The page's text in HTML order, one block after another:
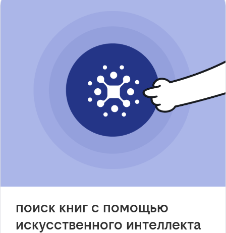
поиск книг с помощью
искусственного интеллекта